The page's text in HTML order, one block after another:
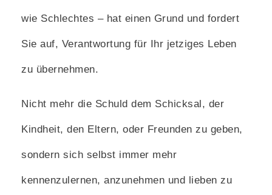
wie Schlechtes – hat einen Grund und fordert
Sie auf, Verantwortung für Ihr jetziges Leben
zu übernehmen.
Nicht mehr die Schuld dem Schicksal, der
Kindheit, den Eltern, oder Freunden zu geben,
sondern sich selbst immer mehr
kennenzulernen, anzunehmen und lieben zu